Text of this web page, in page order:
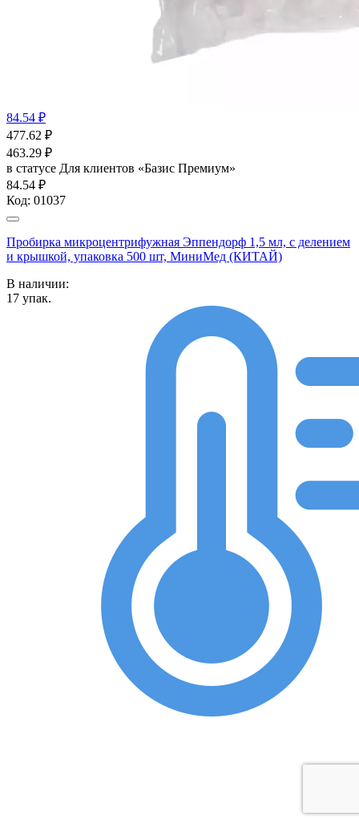
84.54 ₽
477.62 ₽
463.29 ₽
в статусе Для клиентов «Базис Премиум»
84.54 ₽
Код: 01037
Пробирка микроцентрифужная Эппендорф 1,5 мл, с делением
и крышкой, упаковка 500 шт, МиниМед (КИТАЙ)
В наличии:
17 упак.